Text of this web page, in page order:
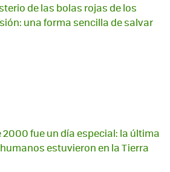
de las bolas rojas de los
una forma sencilla de salvar
2000 fue un día especial: la última
estuvieron en la Tierra